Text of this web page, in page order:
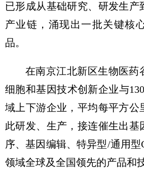
已形成从基础研究、研发生产
产业链，涌现出一批关键核
品。
在南京江北新区生物医药
细胞和基因技术创新企业与
域上下游企业，平均每平方公
此研发、生产，接连催生出基
序、基因编辑、特异型/通用
领域全球及全国领先的产品和